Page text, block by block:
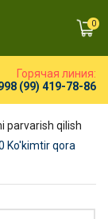
0
Горячая линия:
(99) 419-78-86
parvarish qilish
Ko'kimtir qora